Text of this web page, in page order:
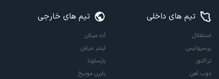
تیم های داخلی
استقلال
پرسپولیس
تراکتور
ذوب آهن
تیم های خارجی
آث میلان
اینتر میلان
بارسلونا
بایرن مونیخ